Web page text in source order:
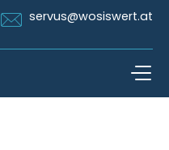
Icon Email
servus@wosiswert.at